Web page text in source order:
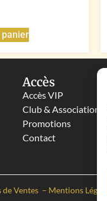
Accès
Accès VIP
Club & Associations
Promotions
Contact
Ventes – Mentions Légales